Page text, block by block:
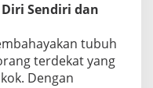
Sendiri dan
tubuh
terdekat yang
Dengan